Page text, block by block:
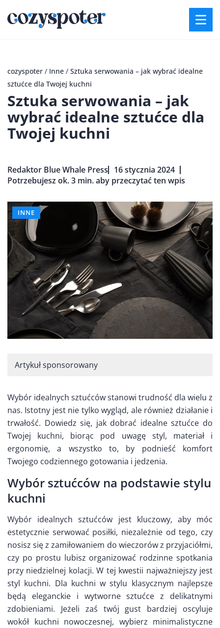
cozyspoter / Inne / Sztuka serwowania – jak wybrać idealne
sztućce dla Twojej kuchni
Sztuka serwowania – jak
wybrać idealne sztućce dla
Twojej kuchni
Redaktor Blue Whale Press
16 stycznia 2024
Potrzebujesz ok. 3 min. aby przeczytać ten wpis
INNE
Artykuł sponsorowany
Wybór idealnych sztućców stanowi trudność dla wielu z
nas. Istotny jest nie tylko wygląd, ale również działanie i
trwałość. Dowiedz się, jak dobrać idealne sztućce do
Twojej kuchni, biorąc pod uwagę styl, materiał i
ergonomię, a wszystko to, by podnieść komfort
Twojego codziennego gotowania i jedzenia.
Wybór sztućców na podstawie stylu
kuchni
Wybór idealnych sztućców jest kluczowy, aby móc
estetycznie serwować posiłki, niezależnie od tego, czy
nosisz się z zamiłowaniem do wieczorów z przyjaciółmi,
czy po prostu lubisz organizować rodzinne spotkania
przy niedzielnej kolacji. W tej kwestii najważniejszy jest
styl kuchni. Dla kuchni w stylu klasycznym najlepsze
będą eleganckie i wytworne sztućce z delikatnymi
zdobieniami. Jeżeli zaś twój gust bardziej oscyluje
wokół kuchni nowoczesnej, wybierz minimalistyczne